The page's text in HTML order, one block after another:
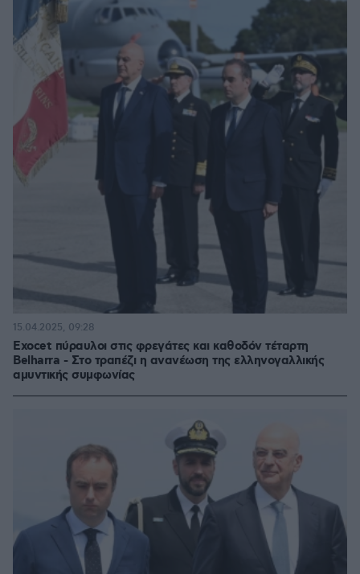
Exocet πύραυλοι στις φρεγάτες και καθοδόν τέταρτη
Belharra - Στο τραπέζι η ανανέωση της ελληνογαλλικής
αμυντικής συμφωνίας
15.04.2025, 09:28